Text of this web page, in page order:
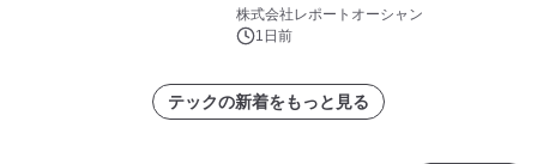
株式会社レポートオーシャン
1日前
テックの新着をもっと見る